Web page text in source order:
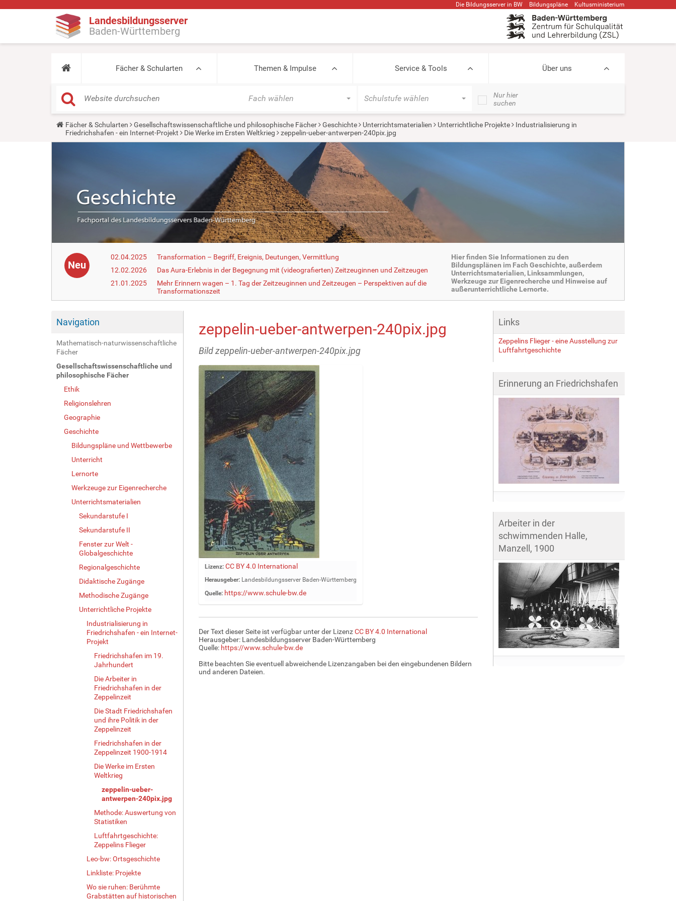
Die Bildungsserver in BW Bildungspläne Kultusministerium
Landesbildungsserver
Baden-Württemberg
Fächer & Schularten Themen & Impulse Service & Tools Über uns
Fach wählen Schulstufe wählen
Nur hier
suchen
Y
u
Fächer & Schularten Gesellschaftswissenschaftliche und philosophische Fächer Geschichte Unterrichtsmaterialien Unterrichtliche Projekte
Industrialisierung in
Friedrichshafen - ein Internet-Projekt
Die Werke im Ersten Weltkrieg zeppelin-ueber-antwerpen-240pix.jpg
Neu
02.04.2025
Transformation – Begriff, Ereignis, Deutungen, Vermittlung
12.02.2026
Das Aura-Erlebnis in der Begegnung mit (videografierten) Zeitzeuginnen und Zeitzeugen
21.01.2025
Mehr Erinnern wagen – 1. Tag der Zeitzeuginnen und Zeitzeugen – Perspektiven auf die
Transformationszeit
Hier finden Sie Informationen zu den
Bildungsplänen im Fach Geschichte, außerdem
Unterrichtsmaterialien, Linksammlungen,
Werkzeuge zur Eigenrecherche und Hinweise auf
außerunterrichtliche Lernorte.
Navigation
Mathematisch-naturwissenschaftliche
Fächer
Gesellschaftswissenschaftliche und
philosophische Fächer
Ethik
Religionslehren
Geographie
Geschichte
Bildungspläne und Wettbewerbe
Unterricht
Lernorte
Werkzeuge zur Eigenrecherche
Unterrichtsmaterialien
Sekundarstufe I
Sekundarstufe II
Fenster zur Welt -
Globalgeschichte
Regionalgeschichte
Didaktische Zugänge
Methodische Zugänge
Unterrichtliche Projekte
Industrialisierung in
Friedrichshafen - ein Internet-
Projekt
Friedrichshafen im 19.
Jahrhundert
Die Arbeiter in
Friedrichshafen in der
Zeppelinzeit
Die Stadt Friedrichshafen
und ihre Politik in der
Zeppelinzeit
Friedrichshafen in der
Zeppelinzeit 1900-1914
Die Werke im Ersten
Weltkrieg
zeppelin-ueber-
antwerpen-240pix.jpg
Methode: Auswertung von
Statistiken
Luftfahrtgeschichte:
Zeppelins Flieger
Leo-bw: Ortsgeschichte
Linkliste: Projekte
Wo sie ruhen: Berühmte
Grabstätten auf historischen
zeppelin-ueber-antwerpen-240pix.jpg
Bild zeppelin-ueber-antwerpen-240pix.jpg
Z
g
e
B
l
d
n
v
Lizenz: CC BY 4.0 International
Herausgeber:Landesbildungsserver Baden-Württemberg
Quelle: https://www.schule-bw.de
Der Text dieser Seite ist verfügbar unter der LizenzCC BY 4.0 International
Herausgeber: Landesbildungsserver Baden-Württemberg
Quelle: https://www.schule-bw.de
Bitte beachten Sie eventuell abweichende Lizenzangaben bei den eingebundenen Bildern
und anderen Dateien.
Links
Zeppelins Flieger - eine Ausstellung zur
Luftfahrtgeschichte
Erinnerung an Friedrichshafen
Arbeiter in der
schwimmenden Halle,
Manzell, 1900